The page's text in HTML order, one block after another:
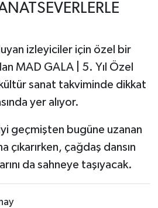
izleyiciler için özel bir
MAD GALA | 5. Yıl Özel
kültür sanat takviminde dikkat
yer alıyor.
geçmişten bugüne uzanan
çıkarırken, çağdaş dansın
da sahneye taşıyacak.